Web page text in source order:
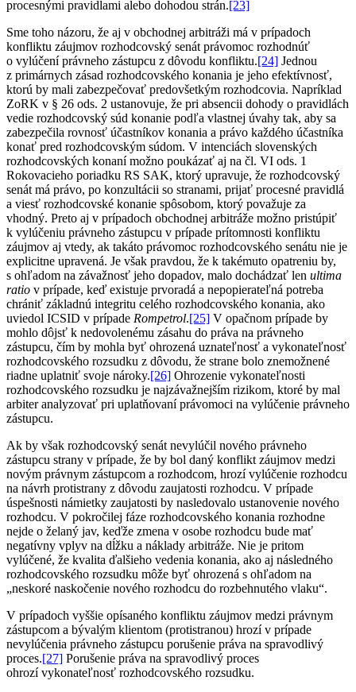
procesnými pravidlami alebo dohodou strán.[23]
Sme toho názoru, že aj v obchodnej arbitráži má v prípadoch
konfliktu záujmov rozhodcovský senát právomoc rozhodnúť
o vylúčení právneho zástupcu z dôvodu konfliktu.[24] Jednou
z primárnych zásad rozhodcovského konania je jeho efektívnosť,
ktorú by mali zabezpečovať predovšetkým rozhodcovia. Napríklad
ZoRK v § 26 ods. 2 ustanovuje, že pri absencii dohody o pravidlách
vedie rozhodcovský súd konanie podľa vlastnej úvahy tak, aby sa
zabezpečila rovnosť účastníkov konania a právo každého účastníka
konať pred rozhodcovským súdom. V intenciách slovenských
rozhodcovských konaní možno poukázať aj na čl. VI ods. 1
Rokovacieho poriadku RS SAK, ktorý upravuje, že rozhodcovský
senát má právo, po konzultácii so stranami, prijať procesné pravidlá
a viesť rozhodcovské konanie spôsobom, ktorý považuje za
vhodný. Preto aj v prípadoch obchodnej arbitráže možno pristúpiť
k vylúčeniu právneho zástupcu v prípade prítomnosti konfliktu
záujmov aj vtedy, ak takáto právomoc rozhodcovského senátu nie je
explicitne upravená. Je však pravdou, že k takémuto opatreniu by,
s ohľadom na závažnosť jeho dopadov, malo dochádzať len ultima
ratio v prípade, keď existuje prvoradá a nepopierateľná potreba
chrániť základnú integritu celého rozhodcovského konania, ako
uviedol ICSID v prípade Rompetrol.[25] V opačnom prípade by
mohlo dôjsť k nedovolenému zásahu do práva na právneho
zástupcu, čím by mohla byť ohrozená uznateľnosť a vykonateľnosť
rozhodcovského rozsudku z dôvodu, že strane bolo znemožnené
riadne uplatniť svoje nároky.[26] Ohrozenie vykonateľnosti
rozhodcovského rozsudku je najzávažnejším rizikom, ktoré by mal
arbiter analyzovať pri uplatňovaní právomoci na vylúčenie právneho
zástupcu.
Ak by však rozhodcovský senát nevylúčil nového právneho
zástupcu strany v prípade, že by bol daný konflikt záujmov medzi
novým právnym zástupcom a rozhodcom, hrozí vylúčenie rozhodcu
na návrh protistrany z dôvodu zaujatosti rozhodcu. V prípade
úspešnosti námietky zaujatosti by nasledovalo ustanovenie nového
rozhodcu. V pokročilej fáze rozhodcovského konania rozhodne
nejde o želaný jav, keďže zmena v osobe rozhodcu bude mať
negatívny vplyv na dĺžku a náklady arbitráže. Nie je pritom
vylúčené, že kvalita ďalšieho vedenia konania, ako aj následného
rozhodcovského rozsudku môže byť ohrozená s ohľadom na
„neskoré naskočenie nového rozhodcu do rozbehnutého vlaku“.
V prípadoch vyššie opísaného konfliktu záujmov medzi právnym
zástupcom a bývalým klientom (protistranou) hrozí v prípade
nevylúčenia právneho zástupcu porušenie práva na spravodlivý
proces.[27] Porušenie práva na spravodlivý proces
ohrozí vykonateľnosť rozhodcovského rozsudku.